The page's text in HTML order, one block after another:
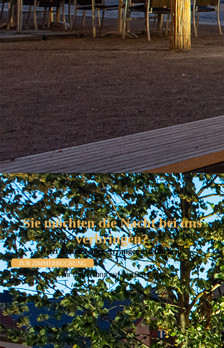
Sie möchten die Nacht bei uns
verbringen?
Jetzt Zimmer oder Arrangement buchen!
ZUR ZIMMERBUCHUNG
Wir freuen uns auf Ihre Buchung